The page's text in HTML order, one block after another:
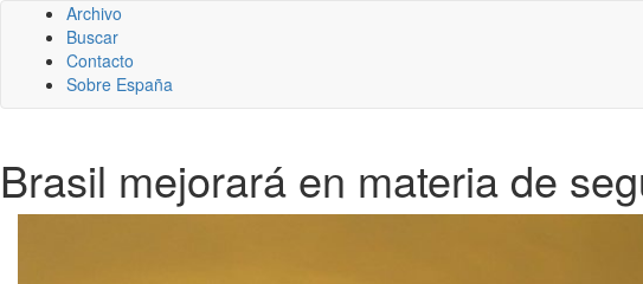
Archivo
Buscar
Contacto
Sobre España
Brasil mejorará en materia de